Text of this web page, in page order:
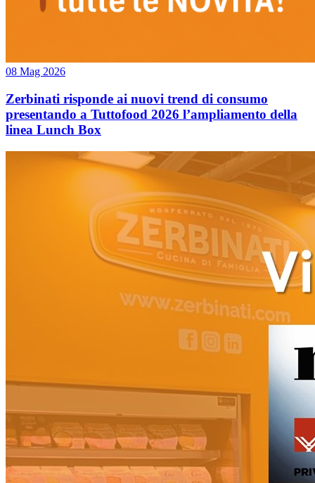
08 Mag 2026
Zerbinati risponde ai nuovi trend di consumo
presentando a Tuttofood 2026 l’ampliamento della
linea Lunch Box